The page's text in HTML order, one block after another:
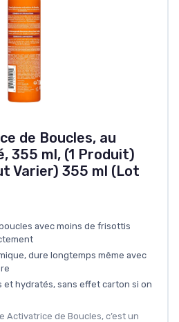
de Boucles, au
355 ml, (1 Produit)
Varier) 355 ml (Lot
avec moins de frisottis
dure longtemps même avec
et hydratés, sans effet carton si on
Activatrice de Boucles, c’est un